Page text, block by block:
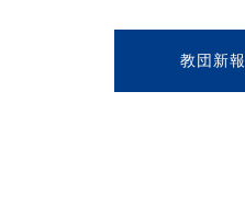
教団新報